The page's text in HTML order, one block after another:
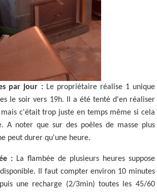
par jour :Le propriétaire réalise 1 unique
le soir vers 19h. Il a été tenté d'en réaliser
c'était trop juste en temps même si cela
A noter que sur des poêles de masse plus
peut durer qu'une heure.
: La flambée de plusieurs heures suppose
Il faut compter environ 10 minutes
une recharge (2/3min) toutes les 45/60